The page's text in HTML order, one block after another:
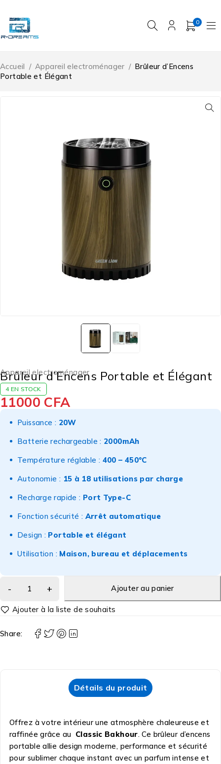
0
Accueil / Appareil electroménager / Brûleur d’Encens
Portable et Élégant
Appareil electroménager
Brûleur d’Encens Portable et Élégant
4 EN STOCK
11000 CFA
Puissance : 20W
Batterie rechargeable : 2000mAh
Température réglable : 400 – 450°C
Autonomie : 15 à 18 utilisations par charge
Recharge rapide : Port Type-C
Fonction sécurité : Arrêt automatique
Design : Portable et élégant
Utilisation : Maison, bureau et déplacements
Ajouter au panier
Share:
Détails du produit
Offrez à votre intérieur une atmosphère chaleureuse et
raffinée grâce au Classic Bakhour. Ce brûleur d’encens
portable allie design moderne, performance et sécurité
pour sublimer chaque instant avec un parfum intense et